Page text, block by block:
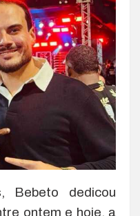
Bebeto dedicou
ontem e hoje, a